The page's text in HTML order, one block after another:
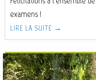
examens !
LIRE LA SUITE →